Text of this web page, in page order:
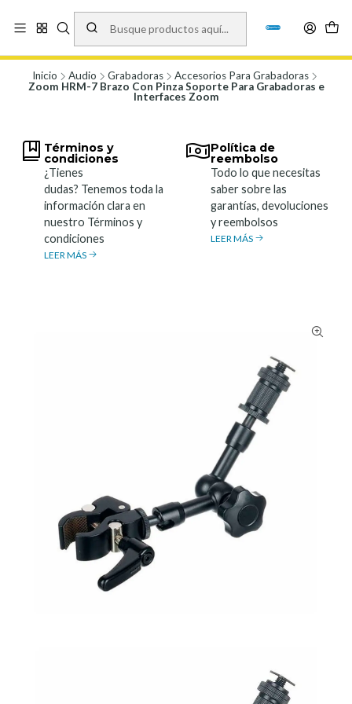
Vísita nuestro local en Los Agustinos 5478, Ñuñoa. Lunes a Viernes 9.30 a
19.00, Sábados 10:00 a 19:00 y Domingos de 10:00 a 17:00
Inicio Audio Grabadoras
Accesorios Para Grabadoras
Zoom HRM-7 Brazo Con Pinza Soporte Para Grabadoras e
Interfaces Zoom
Términos y
condiciones
¿Tienes
dudas? Tenemos toda la
información clara en
nuestro Términos y
condiciones
LEER MÁS
Política de
reembolso
Todo lo que necesitas
saber sobre las
garantías, devoluciones
y reembolsos
LEER MÁS